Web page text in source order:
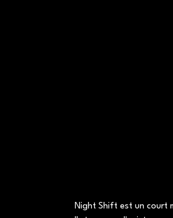
Night Shift est un court